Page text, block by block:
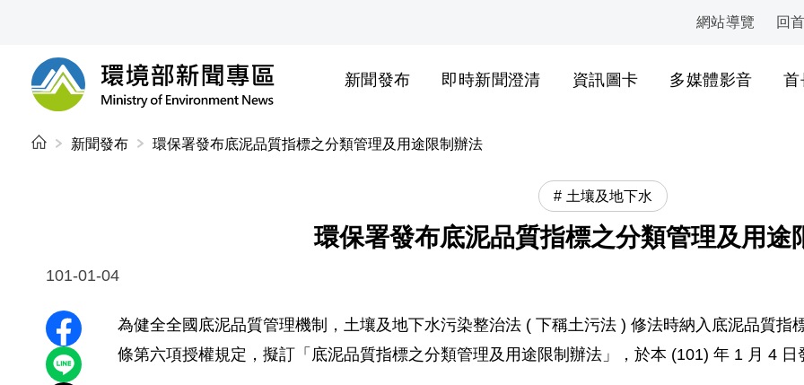
:::
網站導覽 回
環境部新聞專區
新聞發布 即時新聞澄清 資訊圖卡 多媒體影音 首
新聞發布 環保署發布底泥品質指標之分類管理及用途限制辦法
土壤及地下水
環保署發布底泥品質指標之分類管理及用途
101-01-04
分享至 Facebook
分享到 LINE
為健全全國底泥品質管理機制，土壤及地下水污染整治法 ( 下稱土污法 ) 修法時納入底泥品質指
條第六項授權規定，擬訂「底泥品質指標之分類管理及用途限制辦法」，於本 (101) 年 1 月 4 日